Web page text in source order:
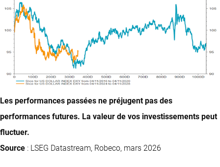
Les performances passées ne préjugent pas des
performances futures. La valeur de vos investissements peut
fluctuer.
Source : LSEG Datastream, Robeco, mars 2026